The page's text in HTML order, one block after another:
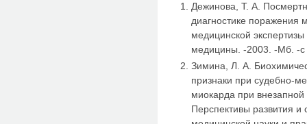
Дежинова, Т. А.
диагностике поражения
медицинской
медицины. -2003. -Мб. -с
Зимина, Л. А.
признаки при судебно-
миокарда при
Перспективы развития